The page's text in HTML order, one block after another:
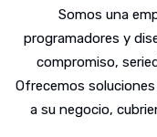
Somos una
programadores y
compromiso,
Ofrecemos
a su negocio,